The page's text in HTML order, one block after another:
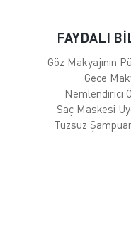
FAYDALI
Göz Makyajının
Gece
Nemlendirici
Saç Maskesi
Tuzsuz